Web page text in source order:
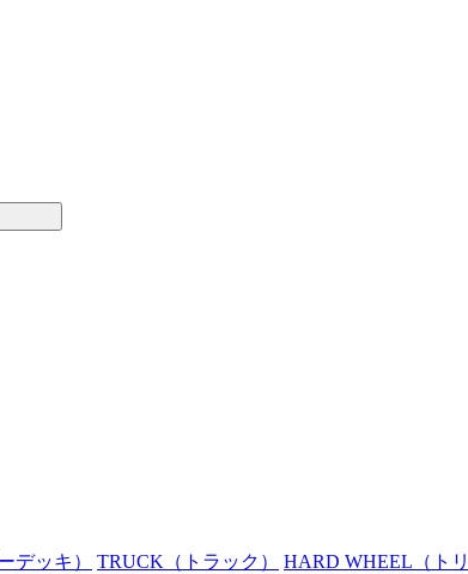
デッキ） TRUCK （トラック） HARD WHEEL （ト